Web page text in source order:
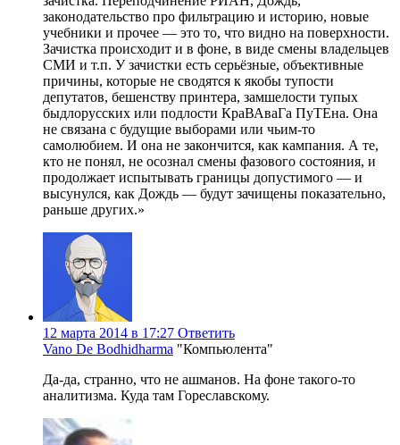
законодательство про фильтрацию и историю, новые
учебники и прочее — это то, что видно на поверхности.
Зачистка происходит и в фоне, в виде смены владельцев
СМИ и т.п. У зачистки есть серьёзные, объективные
причины, которые не сводятся к якобы тупости
депутатов, бешенству принтера, замшелости тупых
быдлорусских или подлости КраВАваГа ПуТЕна. Она
не связана с будущие выборами или чьим-то
самолюбием. И она не закончится, как кампания. А те,
кто не понял, не осознал смены фазового состояния, и
продолжает испытывать границы допустимого — и
высунулся, как Дождь — будут зачищены показательно,
раньше других.»
12 марта 2014 в 17:27 Ответить
Vano De Bodhidharma "Компьюлента"
Да-да, странно, что не ашманов. На фоне такого-то
аналитизма. Куда там Гореславскому.